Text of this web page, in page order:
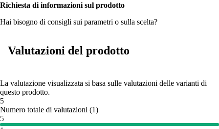
Richiesta di informazioni sul prodotto
Hai bisogno di consigli sui parametri o sulla scelta?
Valutazioni del prodotto
La valutazione visualizzata si basa sulle valutazioni delle varianti di
questo prodotto.
5
Numero totale di valutazioni (1)
5